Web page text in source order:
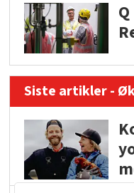
Siste artikler -